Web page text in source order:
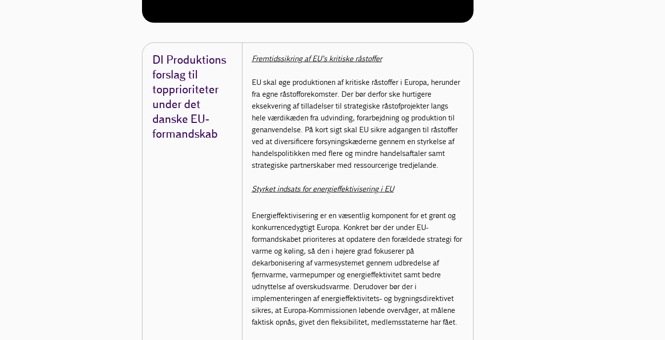
DI Produktions
forslag til
topprioriteter
under det
danske EU-
formandskab
Fremtidssikring af EU’s kritiske råstoffer
EU skal øge produktionen af kritiske råstoffer i Europa, herunder
fra egne råstofforekomster. Der bør derfor ske hurtigere
eksekvering af tilladelser til strategiske råstofprojekter langs
hele værdikæden fra udvinding, forarbejdning og produktion til
genanvendelse. På kort sigt skal EU sikre adgangen til råstoffer
ved at diversificere forsyningskæderne gennem en styrkelse af
handelspolitikken med flere og mindre handelsaftaler samt
strategiske partnerskaber med ressourcerige tredjelande.
Styrket indsats for energieffektivisering i EU
Energieffektivisering er en væsentlig komponent for et grønt og
konkurrencedygtigt Europa. Konkret bør der under EU-
formandskabet prioriteres at opdatere den forældede strategi for
varme og køling, så den i højere grad fokuserer på
dekarbonisering af varmesystemet gennem udbredelse af
fjernvarme, varmepumper og energieffektivitet samt bedre
udnyttelse af overskudsvarme. Derudover bør der i
implementeringen af energieffektivitets- og bygningsdirektivet
sikres, at Europa-Kommissionen løbende overvåger, at målene
faktisk opnås, givet den fleksibilitet, medlemsstaterne har fået.